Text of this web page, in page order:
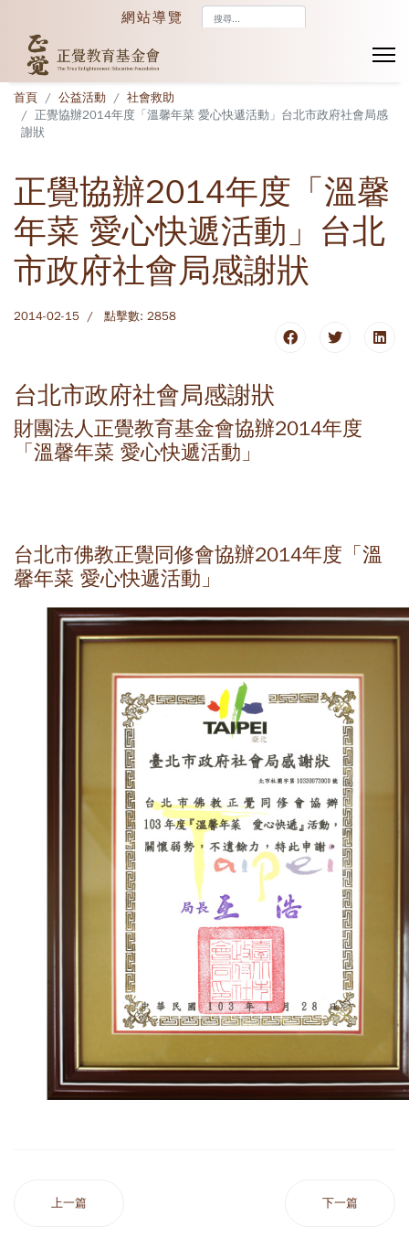
網站導覽
首頁 公益活動
社會救助
正覺協辦2014年度「溫馨年菜 愛心快遞活動」台北市政府社會局感
謝狀
正覺協辦2014年度「溫馨
年菜 愛心快遞活動」台北
市政府社會局感謝狀
2014-02-15 點擊數: 2858
台北市政府社會局感謝狀
財團法人正覺教育基金會協辦2014年度
「溫馨年菜 愛心快遞活動」
台北市佛教正覺同修會協辦2014年度「溫
馨年菜 愛心快遞活動」
上一篇 下一篇